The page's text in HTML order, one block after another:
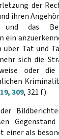
der
ihren
und das
ein
Tat und
sich die
oder
309, 321 f.).
einer als